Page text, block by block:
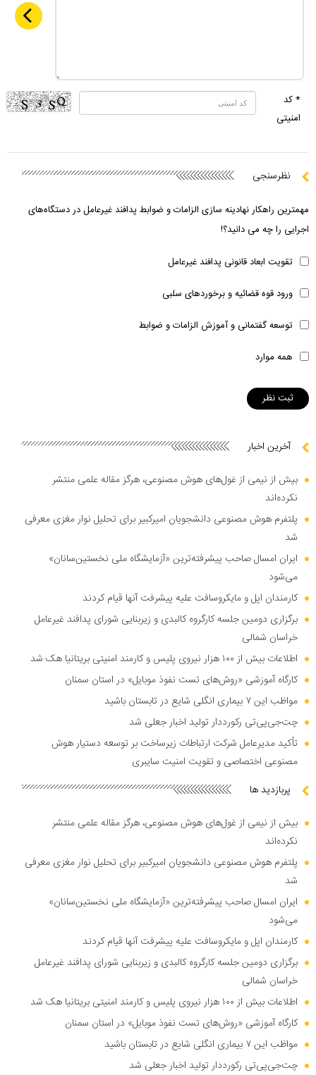
* کد
امنیتی
نظرسنجی
مهمترین راهکار نهادینه سازی الزامات و ضوابط پدافند غیرعامل در دستگاه‌های
اجرایی را چه می دانید؟!
تقویت ابعاد قانونی پدافند غیرعامل
ورود قوه قضائیه و برخوردهای سلبی
توسعه گفتمانی و آموزش الزامات و ضوابط
همه موارد
آخرین اخبار
بیش از نیمی از غول‌های هوش مصنوعی، هرگز مقاله علمی منتشر
نکرده‌اند
پلتفرم هوش مصنوعی دانشجویان امیرکبیر برای تحلیل نوار مغزی معرفی
شد
ایران امسال صاحب پیشرفته‌ترین «آزمایشگاه ملی نخستین‌سانان»
می‌شود
کارمندان اپل و مایکروسافت علیه پیشرفت آنها قیام کردند
برگزاری دومین جلسه کارگروه کالبدی و زیربنایی شورای پدافند غیرعامل
خراسان شمالی
اطلاعات بیش از ۱۰۰ هزار نیروی پلیس و کارمند امنیتی بریتانیا هک شد
کارگاه آموزشی «روش‌های تست نفوذ موبایل» در استان سمنان
مواظب این ۷ بیماری انگلی شایع در تابستان باشید
چت‌جی‌پی‌تی رکورددار تولید اخبار جعلی شد
تأکید مدیرعامل شرکت ارتباطات زیرساخت بر توسعه دستیار هوش
مصنوعی اختصاصی و تقویت امنیت سایبری
پربازدید ها
بیش از نیمی از غول‌های هوش مصنوعی، هرگز مقاله علمی منتشر
نکرده‌اند
پلتفرم هوش مصنوعی دانشجویان امیرکبیر برای تحلیل نوار مغزی معرفی
شد
ایران امسال صاحب پیشرفته‌ترین «آزمایشگاه ملی نخستین‌سانان»
می‌شود
کارمندان اپل و مایکروسافت علیه پیشرفت آنها قیام کردند
برگزاری دومین جلسه کارگروه کالبدی و زیربنایی شورای پدافند غیرعامل
خراسان شمالی
اطلاعات بیش از ۱۰۰ هزار نیروی پلیس و کارمند امنیتی بریتانیا هک شد
کارگاه آموزشی «روش‌های تست نفوذ موبایل» در استان سمنان
مواظب این ۷ بیماری انگلی شایع در تابستان باشید
چت‌جی‌پی‌تی رکورددار تولید اخبار جعلی شد